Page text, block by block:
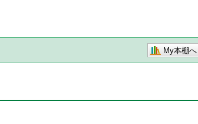
My本棚へ